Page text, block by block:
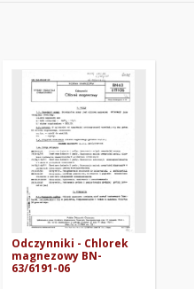
Odczynniki - Chlorek
magnezowy BN-
63/6191-06